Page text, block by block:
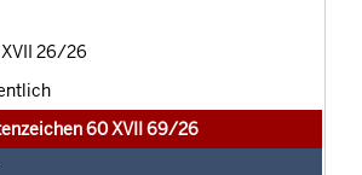
26/26
60 XVII 69/26